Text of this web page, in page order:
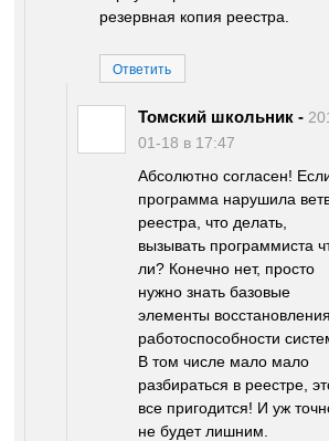
резервная копия реестра.
Ответить
Томский школьник -
01-18 в 17:47
Абсолютно согласен!
программа нарушила
реестра, что делать,
вызывать программиста
ли? Конечно нет, просто
нужно знать базовые
элементы восстановления
работоспособности
В том числе мало мало
разбираться в реестре,
все пригодится! И уж
не будет лишним.